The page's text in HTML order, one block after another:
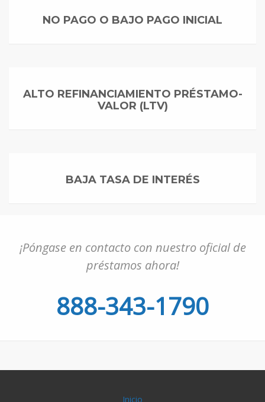
NO PAGO O BAJO PAGO INICIAL
ALTO REFINANCIAMIENTO PRÉSTAMO-
VALOR (LTV)
BAJA TASA DE INTERÉS
¡Póngase en contacto con nuestro oficial de
préstamos ahora!
888-343-1790
Inicio